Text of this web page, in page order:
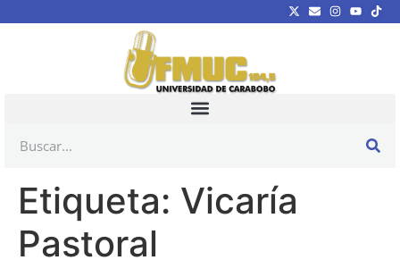
Etiqueta: Vicaría
Pastoral